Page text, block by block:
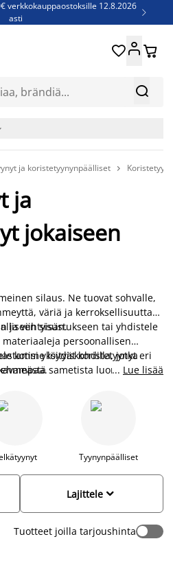
verkkokauppaostoksille 12.8.2026
asti

- Säästä jopa 60% 
 
ja koristetyynynpäälliset 
ja
jokaiseen
silaus. Ne tuovat sohvalle,
väriä ja kerroksellisuutta
ja viihtyisän.sisustukseen tai yhdistele
persoonallisen
löydät koristetyynyt eri
sametista luonnolliseen
kotisi yksityiskohdilla, jotka
... Lue lisää
Tyynynpäälliset

Lajittele
Tuotteet joilla tarjoushinta